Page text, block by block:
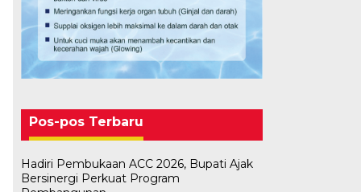
Pos-pos Terbaru
Hadiri Pembukaan ACC 2026, Bupati Ajak
Bersinergi Perkuat Program